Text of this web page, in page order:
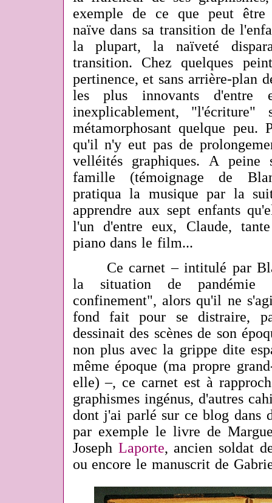
exemple de ce que peut être
naïve dans sa transition de
la plupart, la naïveté
transition. Chez quelques
pertinence, et sans arrière-plan
les plus innovants d'entre
inexplicablement, "l'écriture"
métamorphosant quelque peu.
qu'il n'y eut pas de
velléités graphiques. A peine
famille (témoignage de
pratiqua la musique par la
apprendre aux sept enfants
l'un d'entre eux, Claude,
piano dans le film...
Ce carnet – intitulé par
la situation de pandémie
confinement", alors qu'il ne
fond fait pour se distraire,
dessinait des scènes de son
non plus avec la grippe dite
même époque (ma propre
elle) –, ce carnet est à
graphismes ingénus, d'autres
dont j'ai parlé sur ce blog dans
par exemple le livre de
Joseph Laporte, ancien soldat
ou encore le manuscrit de